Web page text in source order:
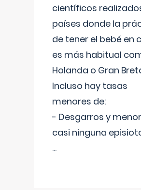
científicos
países donde la
de tener el bebé en
es más habitual
Holanda o Gran
Incluso hay tasas
menores de:
- Desgarros y
casi ninguna
...